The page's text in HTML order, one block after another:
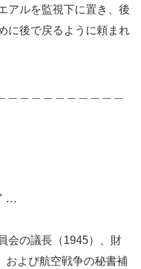
アルを監視下に置き、後
に後で戻るように頼まれ
…
会の議長（1945）、財
および航空戦争の秘書補